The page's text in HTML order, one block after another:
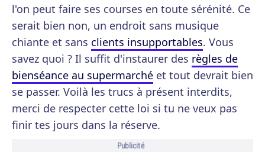
l'on peut faire ses courses en toute sérénité. Ce
serait bien non, un endroit sans musique
chiante et sans clients insupportables. Vous
savez quoi ? Il suffit d'instaurer des règles de
bienséance au supermarché et tout devrait bien
se passer. Voilà les trucs à présent interdits,
merci de respecter cette loi si tu ne veux pas
finir tes jours dans la réserve.
Publicité